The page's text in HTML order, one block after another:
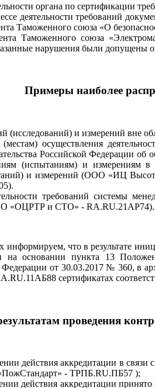
органа по сертификации
деятельности требований
Таможенного союза «О
Таможенного союза
нарушения были
Примеры наиболее
(исследований) и измерений
осуществления
Российской Федерации
(испытаниям) и измерениям в
и измерений (ООО «ИЦ
требований системы
«ОЦРТР и СТО» - RA.RU.21АР74).
информируем, что в результате
на основании пункта 13
Федерации от 30.03.2017 № 360, в
сертификатах
проведения
действия аккредитации в
- ТРПБ.RU.ПБ57 );
действия аккредитации